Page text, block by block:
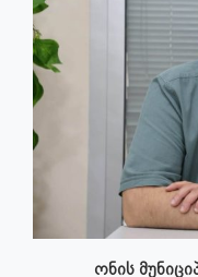
ონის